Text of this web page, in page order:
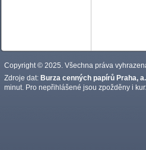
Copyright © 2025. Všechna práva
Zdroje dat: Burza cenných papírů Praha,
minut. Pro nepřihlášené jsou zpožděny i